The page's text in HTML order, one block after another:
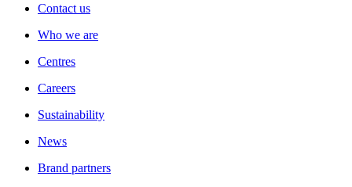
Contact us
Who we are
Centres
Careers
Sustainability
News
Brand partners